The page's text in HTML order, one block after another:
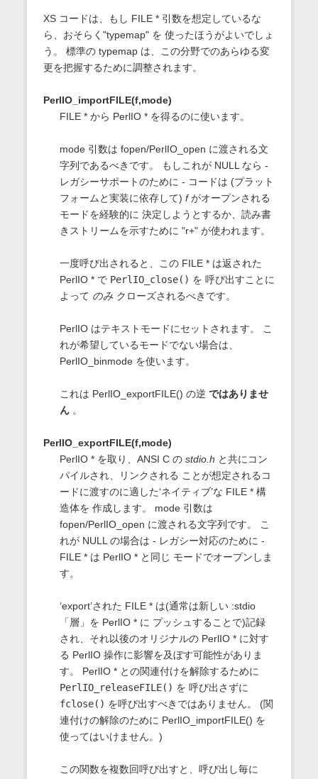
XS コードは、もし FILE * 引数を想定しているな
ら、おそらく"typemap" を 使ったほうがよいでしょ
う。 標準の typemap は、この分野でのあらゆる変
更を把握するために調整されます。
PerlIO_importFILE(f,mode)
FILE * から PerlIO * を得るのに使います。
mode 引数は fopen/PerlIO_open に渡される文
字列であるべきです。 もしこれが NULL なら -
レガシーサポートのために - コードは (プラット
フォームと実装に依存して) fがオープンされる
モードを経験的に 決定しようとするか、読み書
きストリームを示すために "r+" が使われます。
一度呼び出されると、この FILE * は返された
PerlIO * で PerlIO_close() を 呼び出すことに
よって のみ クローズされるべきです。
PerlIO はテキストモードにセットされます。 こ
れが希望しているモードでない場合は、
PerlIO_binmode を使います。
これは PerlIO_exportFILE() の逆 ではありませ
ん。
PerlIO_exportFILE(f,mode)
PerlIO * を取り、ANSI C の stdio.h と共にコン
パイルされ、リンクされる ことが想定されるコ
ードに渡すのに適した‘ネイティブ’な FILE * 構
造体を 作成します。 mode 引数は
fopen/PerlIO_open に渡される文字列です。 こ
れが NULL の場合は - レガシー対応のために -
FILE * は PerlIO * と同じ モードでオープンしま
す。
‘export’された FILE * は(通常は新しい :stdio
「層」を PerlIO * に プッシュすることで)記録
され、それ以後のオリジナルの PerlIO * に対す
る PerlIO 操作に影響を及ぼす可能性がありま
す。 PerlIO * との関連付けを解除するために
PerlIO_releaseFILE() を 呼び出さずに
fclose() を呼び出すべきではありません。 (関
連付けの解除のために PerlIO_importFILE() を
使ってはいけません。)
この関数を複数回呼び出すと、呼び出し毎に